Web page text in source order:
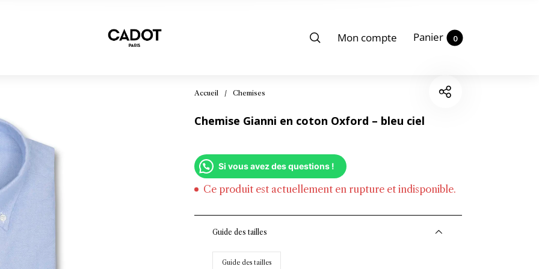
Mon compte Panier 0
Accueil / Chemises
Chemise Gianni en coton Oxford – bleu ciel
Si vous avez des questions !
Ce produit est actuellement en rupture et indisponible.
Guide des tailles
Guide des tailles